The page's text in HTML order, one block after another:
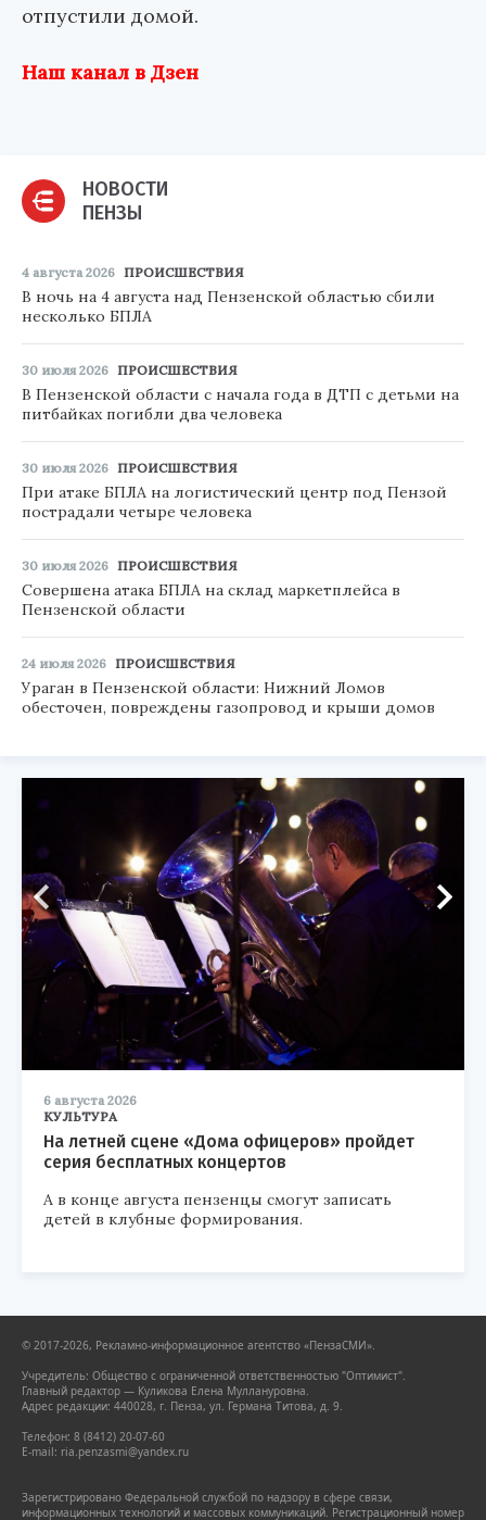
отпустили домой.
Наш канал в Дзен
НОВОСТИ
ПЕНЗЫ
4 августа 2026 ПРОИСШЕСТВИЯ
В ночь на 4 августа над Пензенской областью сбили
несколько БПЛА
30 июля 2026 ПРОИСШЕСТВИЯ
В Пензенской области с начала года в ДТП с детьми на
питбайках погибли два человека
30 июля 2026 ПРОИСШЕСТВИЯ
При атаке БПЛА на логистический центр под Пензой
пострадали четыре человека
30 июля 2026 ПРОИСШЕСТВИЯ
Совершена атака БПЛА на склад маркетплейса в
Пензенской области
24 июля 2026 ПРОИСШЕСТВИЯ
Ураган в Пензенской области: Нижний Ломов
обесточен, повреждены газопровод и крыши домов
6 августа 2026
КУЛЬТУРА
На летней сцене «Дома офицеров» пройдет
серия бесплатных концертов
А в конце августа пензенцы смогут записать
детей в клубные формирования.
© 2017-2026, Рекламно-информационное агентство «ПензаСМИ».
Учредитель: Общество с ограниченной ответственностью "Оптимист".
Главный редактор — Куликова Елена Муллануровна.
Адрес редакции: 440028, г. Пенза, ул. Германа Титова, д. 9.
Телефон: 8 (8412) 20-07-60
E-mail: ria.penzasmi@yandex.ru
Зарегистрировано Федеральной службой по надзору в сфере связи,
информационных технологий и массовых коммуникаций. Регистрационный номер